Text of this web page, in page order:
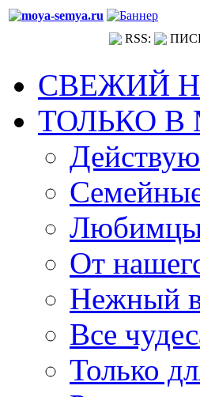
RSS:
СВЕЖИЙ
ТОЛЬКО
От
Нежный
Все
Только